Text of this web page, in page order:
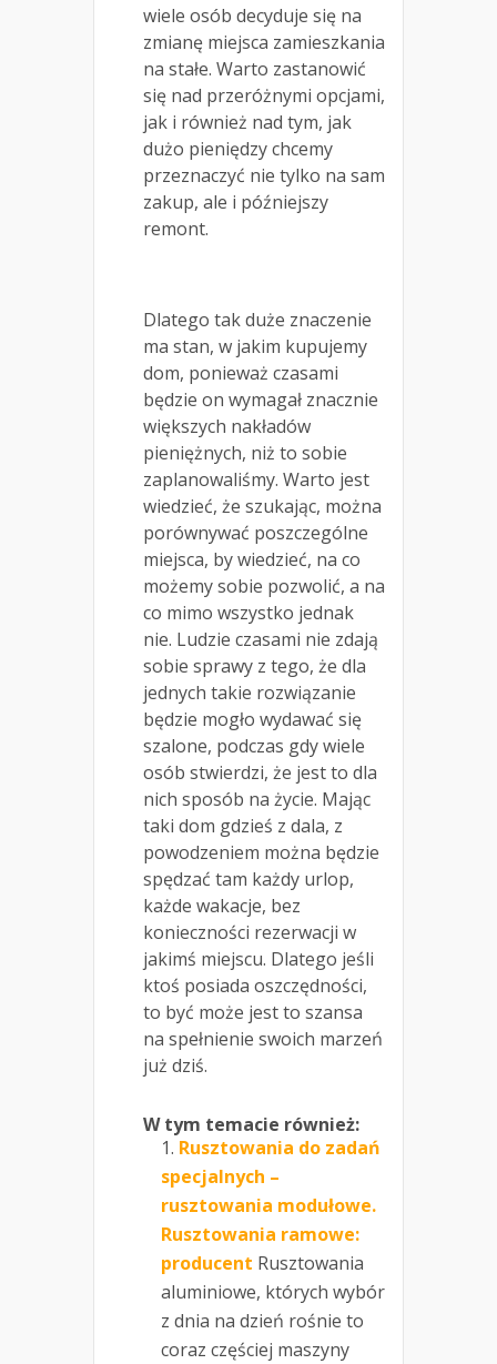
wiele osób decyduje się na
zmianę miejsca zamieszkania
na stałe. Warto zastanowić
się nad przeróżnymi opcjami,
jak i również nad tym, jak
dużo pieniędzy chcemy
przeznaczyć nie tylko na sam
zakup, ale i późniejszy
remont.
Dlatego tak duże znaczenie
ma stan, w jakim kupujemy
dom, ponieważ czasami
będzie on wymagał znacznie
większych nakładów
pieniężnych, niż to sobie
zaplanowaliśmy. Warto jest
wiedzieć, że szukając, można
porównywać poszczególne
miejsca, by wiedzieć, na co
możemy sobie pozwolić, a na
co mimo wszystko jednak
nie. Ludzie czasami nie zdają
sobie sprawy z tego, że dla
jednych takie rozwiązanie
będzie mogło wydawać się
szalone, podczas gdy wiele
osób stwierdzi, że jest to dla
nich sposób na życie. Mając
taki dom gdzieś z dala, z
powodzeniem można będzie
spędzać tam każdy urlop,
każde wakacje, bez
konieczności rezerwacji w
jakimś miejscu. Dlatego jeśli
ktoś posiada oszczędności,
to być może jest to szansa
na spełnienie swoich marzeń
już dziś.
W tym temacie również:
Rusztowania do zadań
specjalnych –
rusztowania modułowe.
Rusztowania ramowe:
producent Rusztowania
aluminiowe, których wybór
z dnia na dzień rośnie to
coraz częściej maszyny